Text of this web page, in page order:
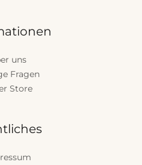
uns
Fragen
Store